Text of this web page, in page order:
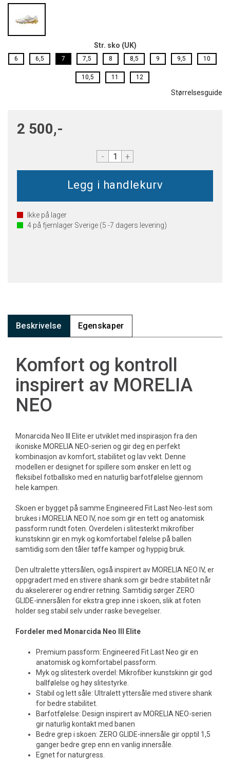
Str. sko (UK)
6 6,5 7 7,5 8 8,5 9 9,5 10
10,5 11 12
Størrelsesguide
2 500,-
- +
Ikke på lager
4 på fjernlager Sverige (5 -7 dagers levering)
Beskrivelse Egenskaper
Komfort og kontroll
inspirert av MORELIA
NEO
Monarcida Neo III Elite er utviklet med inspirasjon fra den
ikoniske MORELIA NEO-serien og gir deg en perfekt
kombinasjon av komfort, stabilitet og lav vekt. Denne
modellen er designet for spillere som ønsker en lett og
fleksibel fotballsko med en naturlig barfotfølelse gjennom
hele kampen.
Skoen er bygget på samme Engineered Fit Last Neo-lest som
brukes i MORELIA NEO IV, noe som gir en tett og anatomisk
passform rundt foten. Overdelen i slitesterkt mikrofiber
kunstskinn gir en myk og komfortabel følelse på ballen
samtidig som den tåler tøffe kamper og hyppig bruk.
Den ultralette yttersålen, også inspirert av MORELIA NEO IV, er
oppgradert med en stivere shank som gir bedre stabilitet når
du akselererer og endrer retning. Samtidig sørger ZERO
GLIDE-innersålen for ekstra grep inne i skoen, slik at foten
holder seg stabil selv under raske bevegelser.
Fordeler med Monarcida Neo III Elite
Premium passform: Engineered Fit Last Neo gir en
anatomisk og komfortabel passform.
Myk og slitesterk overdel: Mikrofiber kunstskinn gir god
ballfølelse og høy slitestyrke.
Stabil og lett såle: Ultralett yttersåle med stivere shank
for bedre stabilitet.
Barfotfølelse: Design inspirert av MORELIA NEO-serien
gir naturlig kontakt med banen
Bedre grep i skoen: ZERO GLIDE-innersåle gir opptil 1,5
ganger bedre grep enn en vanlig innersåle.
Egnet for naturgress.